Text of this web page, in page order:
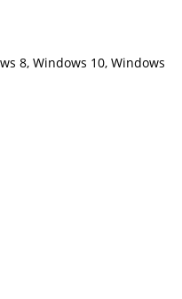
8, Windows 10, Windows